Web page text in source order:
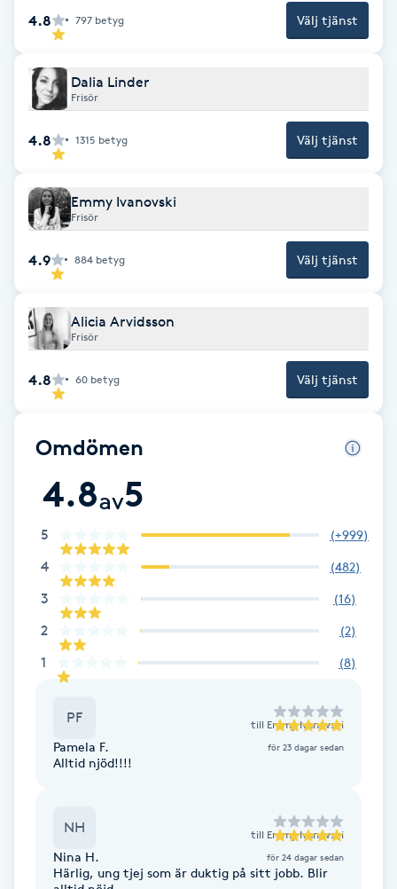
Extensions borttagning
Eyeliner-tatuering
Face framing
Faceliftmassage
Fet hårbotten
Fettreducering
Fillers
Fotmassage
Fotsvamp
Fotvård
Fransar
Fransborttagning
Fransförlängning
Fransförlängning Volym
4.8 797 betyg Välj tjänst
Dalia Linder
Frisör
4.8 1315 betyg Välj tjänst
Emmy Ivanovski
Frisör
4.9 884 betyg Välj tjänst
Alicia Arvidsson
Frisör
4.8 60 betyg Välj tjänst
Omdömen
4.8av5
5 (+999)
4 (482)
3 (16)
2 (2)
1 (8)
PF till Emmy Ivanovski
Pamela F. för 23 dagar sedan
Alltid njöd!!!!
NH till Emmy Ivanovski
Nina H. för 24 dagar sedan
Härlig, ung tjej som är duktig på sitt jobb. Blir